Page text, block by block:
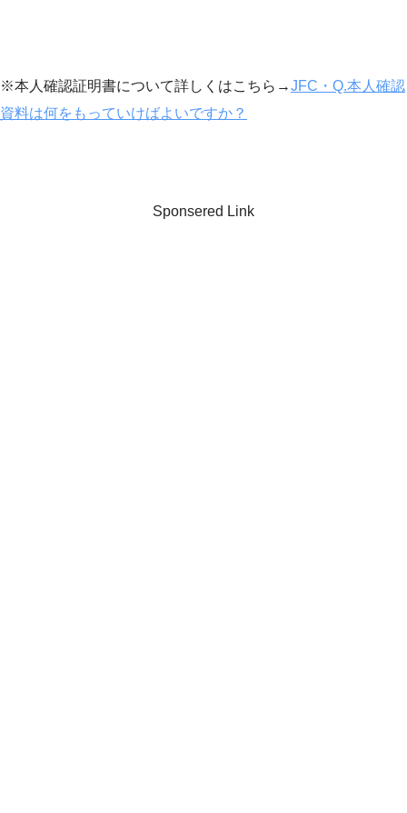
※本人確認証明書について詳しくはこちら→JFC・Q.本人確認
資料は何をもっていけばよいですか？
Sponsered Link